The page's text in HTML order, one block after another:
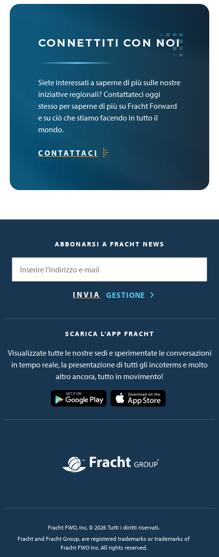
CONNETTITI CON NOI
Siete interessati a saperne di più sulle nostre
iniziative regionali? Contattateci oggi
stesso per saperne di più su Fracht Forward
e su ciò che stiamo facendo in tutto il
mondo.
CONTATTACI
ABBONARSI A FRACHT NEWS
GESTIONE
SCARICA L'APP FRACHT
Visualizzate tutte le nostre sedi e sperimentate le conversazioni
in tempo reale, la presentazione di tutti gli incoterms e molto
altro ancora, tutto in movimento!
Immagine
Immagine
Fracht FWO, Inc. © 2026 Tutti i diritti riservati.
Fracht and Fracht Group, are registered trademarks or trademarks of
Fracht FWO Inc. All rights reserved.